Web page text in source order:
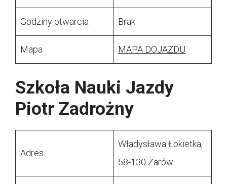
Godziny otwarcia Brak
Mapa MAPA DOJAZDU
Szkoła Nauki Jazdy
Piotr Zadrożny
Adres
Władysława Łokietka,
58-130 Żarów